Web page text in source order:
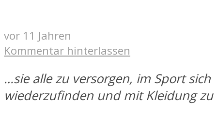
vor 11 Jahren
Kommentar hinterlassen
…sie alle zu versorgen, im Sport sich
wiederzufinden und mit Kleidung